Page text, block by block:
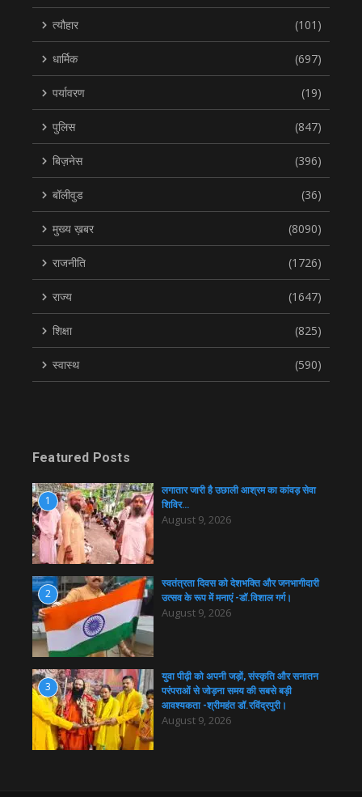
त्यौहार (101)
धार्मिक (697)
पर्यावरण (19)
पुलिस (847)
बिज़नेस (396)
बॉलीवुड (36)
मुख्य ख़बर (8090)
राजनीति (1726)
राज्य (1647)
शिक्षा (825)
स्वास्थ (590)
Featured Posts
1
लगातार जारी है उछाली आश्रम का कांवड़ सेवा
शिविर…
August 9, 2026
2
स्वतंत्रता दिवस को देशभक्ति और जनभागीदारी
उत्सव के रूप में मनाएं -डॉ.विशाल गर्ग।
August 9, 2026
3
युवा पीढ़ी को अपनी जड़ों, संस्कृति और सनातन
परंपराओं से जोड़ना समय की सबसे बड़ी
आवश्यकता -श्रीमहंत डॉ.रविंद्रपुरी।
August 9, 2026